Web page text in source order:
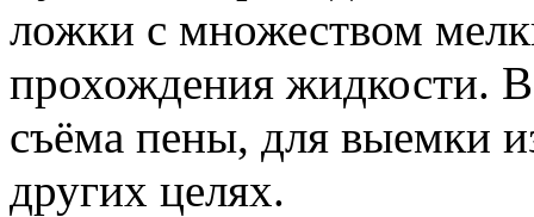
ложки с множеством
прохождения жидкости.
съёма пены, для выемки
других целях.